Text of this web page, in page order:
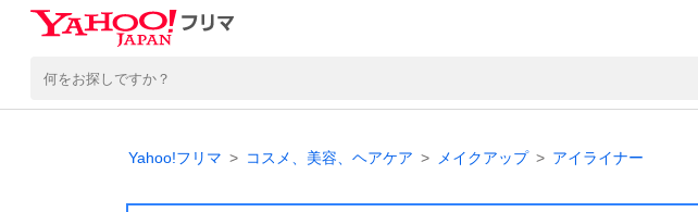
Yahoo!フリマ コスメ、美容、ヘアケア メイクアップ アイライナー